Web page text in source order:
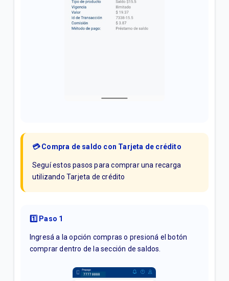
💳 Compra de saldo con Tarjeta de crédito
Seguí estos pasos para comprar una recarga
utilizando Tarjeta de crédito
1️⃣ Paso 1
Ingresá a la opción compras o presioná el botón
comprar dentro de la sección de saldos.